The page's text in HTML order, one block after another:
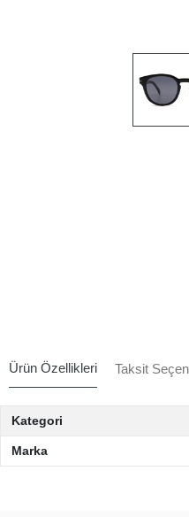
Ürün Özellikleri Taksit
Kategori
Marka